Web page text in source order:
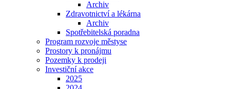
Archiv
Zdravotnictví a lékárna
Archiv
Spotřebitelská poradna
Program rozvoje městyse
Prostory k pronájmu
Pozemky k prodeji
Investiční akce
2025